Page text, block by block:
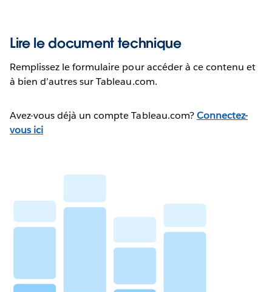
Lire le document technique
Remplissez le formulaire pour accéder à ce contenu et
à bien d’autres sur Tableau.com.
Avez-vous déjà un compte Tableau.com?Connectez-
vous ici